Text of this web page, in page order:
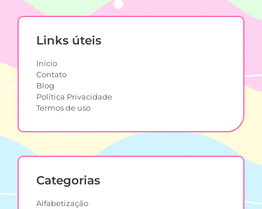
Links úteis
Início
Contato
Blog
Política Privacidade
Termos de uso
Categorias
Alfabetização